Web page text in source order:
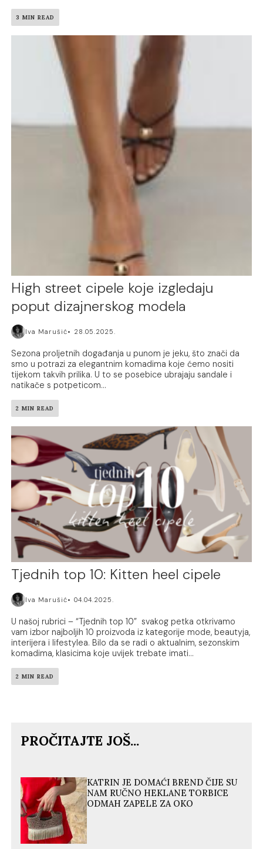
3 MIN READ
High street cipele koje izgledaju
poput dizajnerskog modela
Iva Marušić 28.05.2025.
Sezona proljetnih događanja u punom je jeku, što znači da
smo u potrazi za elegantnim komadima koje ćemo nositi
tijekom takvih prilika. U to se posebice ubrajaju sandale i
natikače s potpeticom...
2 MIN READ
Tjednih top 10: Kitten heel cipele
Iva Marušić 04.04.2025.
U našoj rubrici – “Tjednih top 10” svakog petka otkrivamo
vam izbor najboljih 10 proizvoda iz kategorije mode, beautyja,
interijera i lifestylea. Bilo da se radi o aktualnim, sezonskim
komadima, klasicima koje uvijek trebate imati...
2 MIN READ
PROČITAJTE JOŠ...
KATRIN JE DOMAĆI BREND ČIJE SU
NAM RUČNO HEKLANE TORBICE
ODMAH ZAPELE ZA OKO